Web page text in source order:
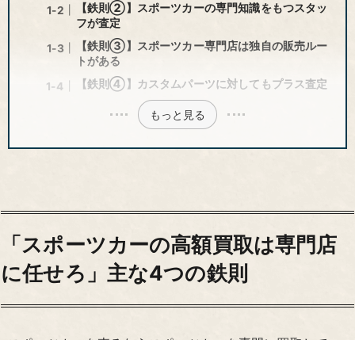
【鉄則②】スポーツカーの専門知識をもつスタッ
フが査定
【鉄則③】スポーツカー専門店は独自の販売ルー
トがある
【鉄則④】カスタムパーツに対してもプラス査定
もっと見る
「スポーツカーの高額買取は専門店
に任せろ」主な4つの鉄則